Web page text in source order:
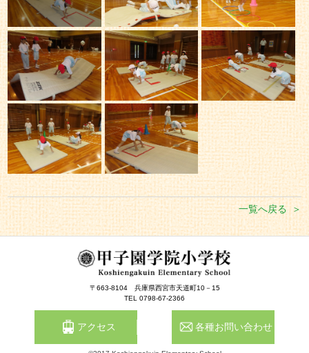
一覧へ戻る
アクセス 各種お問い合わせ
〒663-8104 兵庫県西宮市天道町10－15
TEL 0798-67-2366